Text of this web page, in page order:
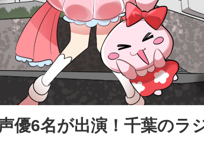
優6名が出演！千葉のラ